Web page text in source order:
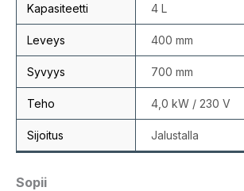
Kapasiteetti 4 L
Leveys 400 mm
Syvyys 700 mm
Teho 4,0 kW / 230 V
Sijoitus Jalustalla
Sopii